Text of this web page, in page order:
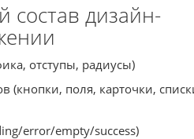
дизайн-
отступы, радиусы)
(кнопки, поля, карточки,
error/empty/success)